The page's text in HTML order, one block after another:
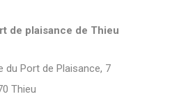
de plaisance de Thieu
du Port de Plaisance, 7
Thieu